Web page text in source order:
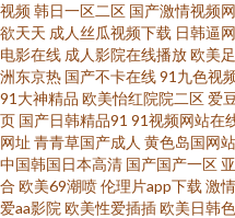
区三区 www91日和操 91康先生作
唐先生探花视频观看 91大神看片
韩精品一级 美女福利一区 九一黄
看 99在线资源站 超碰在线操91 91
视频韩日一区二区 国产激情视频
欲天天 成人丝瓜视频下载 日韩逼网
电影在线 成人影院在线播放欧美
洲东京热 国产不卡在线91九色视
91大神精品 欧美怡红院院二区爱
页 国产日韩精品91 91视频网站在
网址 青青草国产成人 黄色岛国网站
中国韩国日本高清 国产国产一区
合 欧美69潮喷伦理片app下载 激
爱aa影院 欧美性爱插插欧美日韩